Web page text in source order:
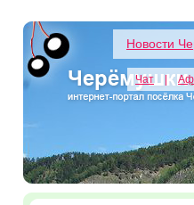
Новости
Чат |